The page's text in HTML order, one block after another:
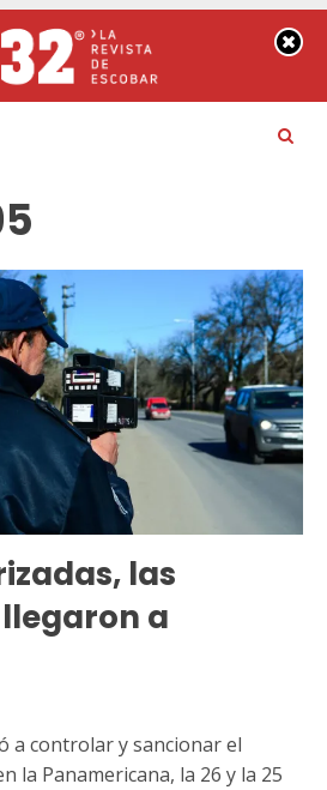
las
a
a controlar y sancionar el
la Panamericana, la 26 y la 25